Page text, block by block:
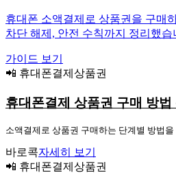
휴대폰 소액결제로 상품권을 구매
차단 해제, 안전 수칙까지 정리했습
가이드 보기
📲 휴대폰결제상품권
휴대폰결제 상품권 구매 방법
소액결제로 상품권 구매하는 단계별 방법
바로콕자세히 보기
📲 휴대폰결제상품권